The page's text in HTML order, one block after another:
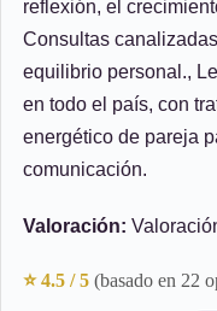
reflexión, el
Consultas
equilibrio personal.,
en todo el país, con
energético de pareja
comunicación.
Valoración:
⭐ 4.5 / 5 (basado en 22